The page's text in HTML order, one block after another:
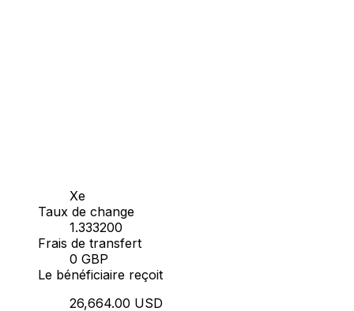
Xe
Taux de change
1.333200
Frais de transfert
0 GBP
Le bénéficiaire reçoit
26,664.00 USD